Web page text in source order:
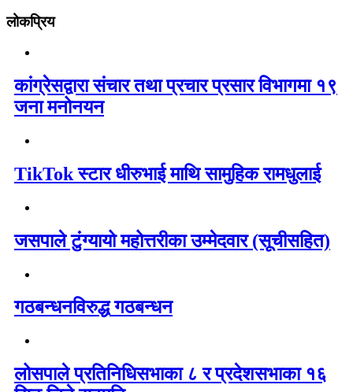
लोकप्रिय
कांग्रेसद्वारा संचार तथा प्रचार प्रसार विभागमा १९
जना मनोनयन
TikTok स्टार धीरुभाई माथि सामुहिक रामधुलाई
जसपाले टुंग्यायो महोत्तरीका उम्मेदवार (सूचीसहित)
गठबन्धनविरुद्ध गठबन्धन
लोसपाले प्रतिनिधिसभाका ८ र प्रदेशसभाका १६